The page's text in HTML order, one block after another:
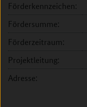
Förderkennzeichen:
Fördersumme:
Förderzeitraum:
Projektleitung:
Adresse: